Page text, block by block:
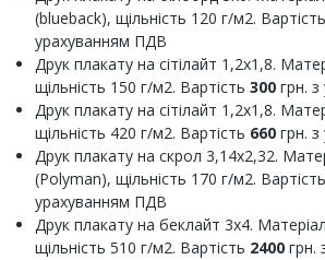
(blueback), щільність 120 г/м2. Вартість
урахуванням ПДВ
Друк плакату на сітілайт 1,2х1,8.
щільність 150 г/м2. Вартість 300 грн.
Друк плакату на сітілайт 1,2х1,8.
щільність 420 г/м2. Вартість 660 грн.
Друк плакату на скрол 3,14х2,32.
(Polyman), щільність 170 г/м2. Вартість
урахуванням ПДВ
Друк плакату на беклайт 3х4.
щільність 510 г/м2. Вартість 2400 грн.